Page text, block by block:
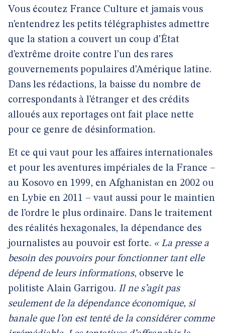
Vous écoutez France Culture et jamais vous
n’entendrez les petits télégraphistes admettre
que la station a couvert un coup d’État
d’extrême droite contre l’un des rares
gouvernements populaires d’Amérique latine.
Dans les rédactions, la baisse du nombre de
correspondants à l’étranger et des crédits
alloués aux reportages ont fait place nette
pour ce genre de désinformation.
Et ce qui vaut pour les affaires internationales
et pour les aventures impériales de la France –
au Kosovo en 1999, en Afghanistan en 2002 ou
en Lybie en 2011 – vaut aussi pour le maintien
de l’ordre le plus ordinaire. Dans le traitement
des réalités hexagonales, la dépendance des
journalistes au pouvoir est forte. « La presse a
besoin des pouvoirs pour fonctionner tant elle
dépend de leurs informations, observe le
politiste Alain Garrigou. Il ne s’agit pas
seulement de la dépendance économique, si
banale que l’on est tenté de la considérer comme